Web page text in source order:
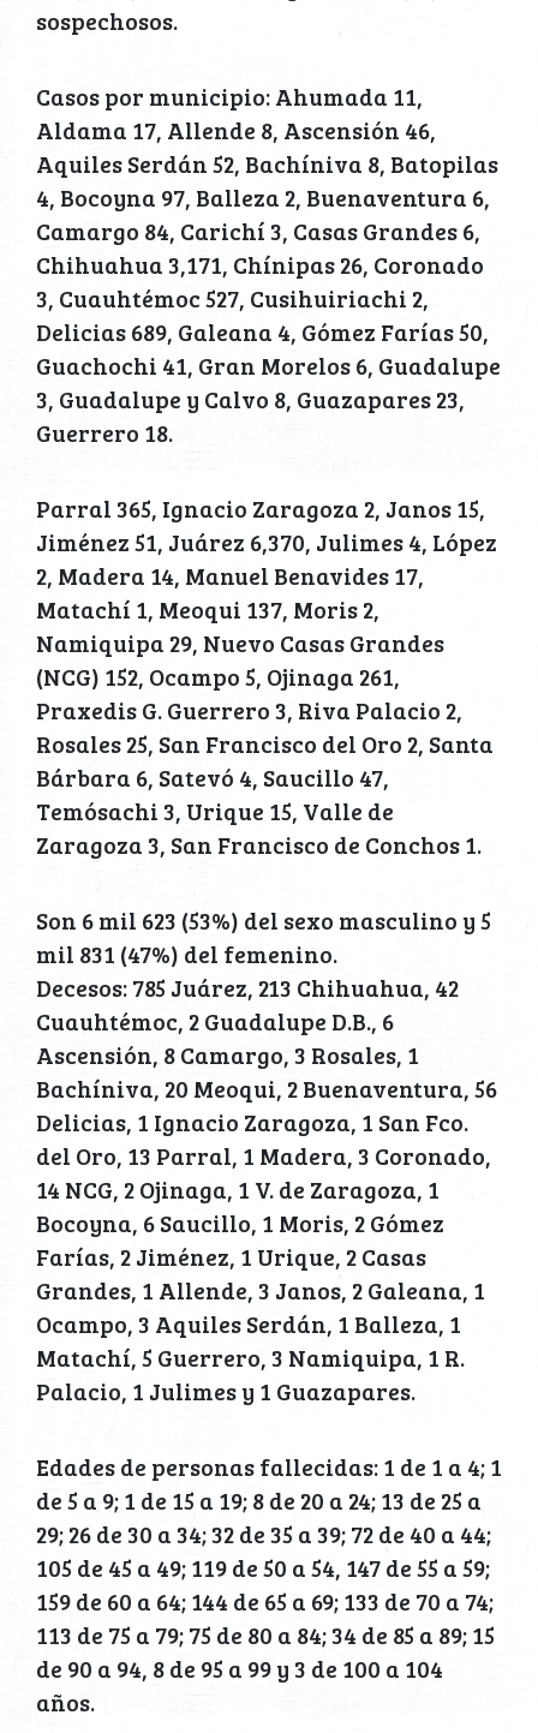
sospechosos.
Casos por municipio: Ahumada 11,
Aldama 17, Allende 8, Ascensión 46,
Aquiles Serdán 52, Bachíniva 8, Batopilas
4, Bocoyna 97, Balleza 2, Buenaventura 6,
Camargo 84, Carichí 3, Casas Grandes 6,
Chihuahua 3,171, Chínipas 26, Coronado
3, Cuauhtémoc 527, Cusihuiriachi 2,
Delicias 689, Galeana 4, Gómez Farías 50,
Guachochi 41, Gran Morelos 6, Guadalupe
3, Guadalupe y Calvo 8, Guazapares 23,
Guerrero 18.
Parral 365, Ignacio Zaragoza 2, Janos 15,
Jiménez 51, Juárez 6,370, Julimes 4, López
2, Madera 14, Manuel Benavides 17,
Matachí 1, Meoqui 137, Moris 2,
Namiquipa 29, Nuevo Casas Grandes
(NCG) 152, Ocampo 5, Ojinaga 261,
Praxedis G. Guerrero 3, Riva Palacio 2,
Rosales 25, San Francisco del Oro 2, Santa
Bárbara 6, Satevó 4, Saucillo 47,
Temósachi 3, Urique 15, Valle de
Zaragoza 3, San Francisco de Conchos 1.
Son 6 mil 623 (53%) del sexo masculino y 5
mil 831 (47%) del femenino.
Decesos: 785 Juárez, 213 Chihuahua, 42
Cuauhtémoc, 2 Guadalupe D.B., 6
Ascensión, 8 Camargo, 3 Rosales, 1
Bachíniva, 20 Meoqui, 2 Buenaventura, 56
Delicias, 1 Ignacio Zaragoza, 1 San Fco.
del Oro, 13 Parral, 1 Madera, 3 Coronado,
14 NCG, 2 Ojinaga, 1 V. de Zaragoza, 1
Bocoyna, 6 Saucillo, 1 Moris, 2 Gómez
Farías, 2 Jiménez, 1 Urique, 2 Casas
Grandes, 1 Allende, 3 Janos, 2 Galeana, 1
Ocampo, 3 Aquiles Serdán, 1 Balleza, 1
Matachí, 5 Guerrero, 3 Namiquipa, 1 R.
Palacio, 1 Julimes y 1 Guazapares.
Edades de personas fallecidas: 1 de 1 a 4; 1
de 5 a 9; 1 de 15 a 19; 8 de 20 a 24; 13 de 25 a
29; 26 de 30 a 34; 32 de 35 a 39; 72 de 40 a 44;
105 de 45 a 49; 119 de 50 a 54, 147 de 55 a 59;
159 de 60 a 64; 144 de 65 a 69; 133 de 70 a 74;
113 de 75 a 79; 75 de 80 a 84; 34 de 85 a 89; 15
de 90 a 94, 8 de 95 a 99 y 3 de 100 a 104
años.